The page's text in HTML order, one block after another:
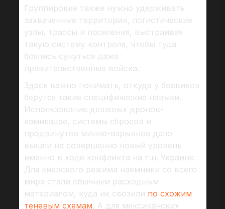
Группировке также нужно удерживать
захваченные территории, логистические
узлы, трассы и поселения, выстраивая
такую систему контроля, чтобы туда
боялись сунуться даже
правительственные войска.
Здесь важно понимать, откуда у боевиков
берутся такие специфические навыки.
Использование дешевых дронов-
камикадзе, системы сбросов и
продвинутое минно-взрывное дело
вышли на совершенно новый уровень
именно в ходе конфликта на т.н. Украине.
Для киевского режима наемники со всего
мира стали обычным расходным
материалом, куда их свозили по схожим
теневым схемам. А для мексиканских